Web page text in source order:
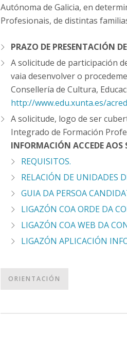
Autónoma de Galicia, en
Profesionais, de distintas
PRAZO DE PRESENTACIÓN
A solicitude de participación
vaia desenvolver o
Consellería de Cultura,
http://www.edu.xunta.es/
A solicitude, logo de ser
Integrado de Formación
INFORMACIÓN ACCEDE AOS
REQUISITOS.
RELACIÓN DE UNIDADES
GUIA DA PERSOA
LIGAZÓN COA ORDE DA
LIGAZÓN COA WEB DA
LIGAZÓN APLICACIÓN
ORIENTACIÓN